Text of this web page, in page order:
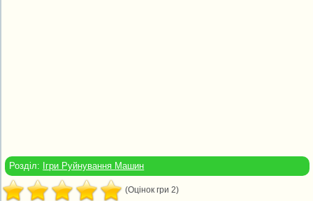
Розділ: Ігри Руйнування Машин
(Оцінок гри 2)